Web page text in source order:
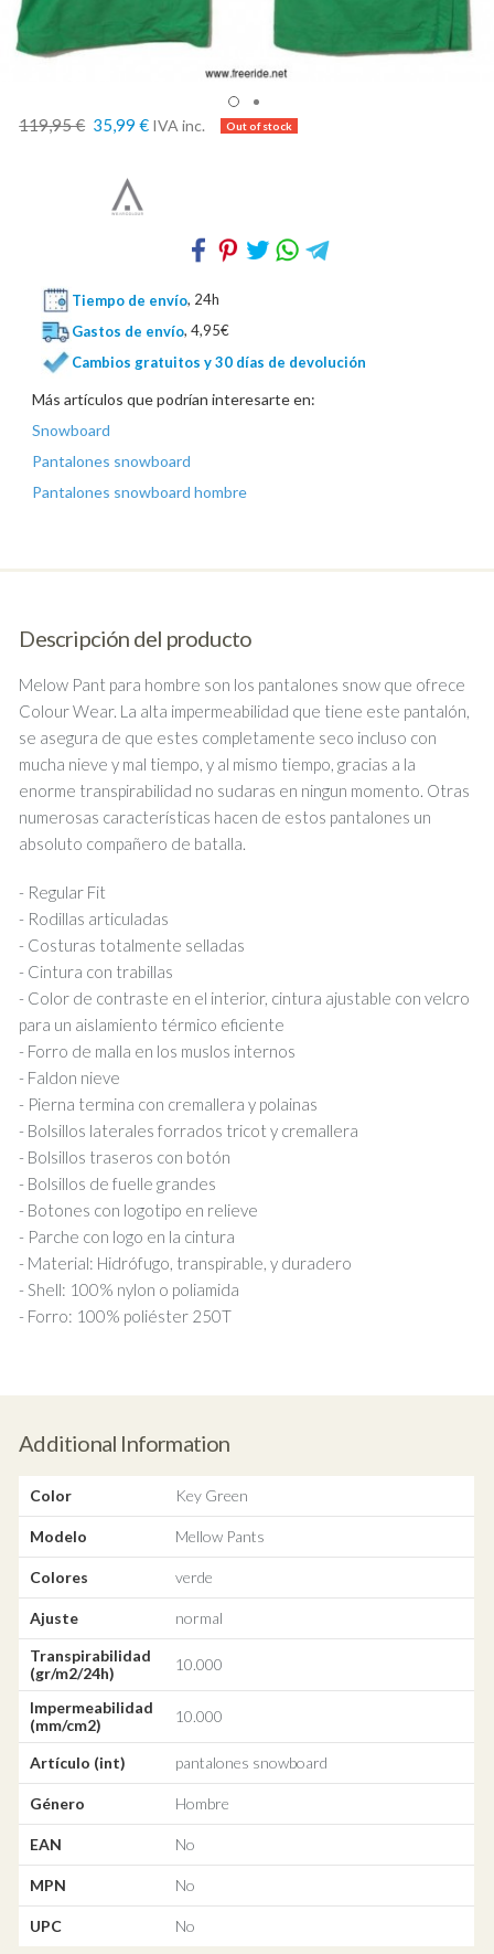
119,95 € 35,99 € IVA inc.
Tiempo de envío, 24h
Gastos de envío, 4,95€
Cambios gratuitos y 30 días de devolución
Más artículos que podrían interesarte en:
Snowboard
Pantalones snowboard
Pantalones snowboard hombre
Descripción del producto
Melow Pant para hombre son los pantalones snow que ofrece
Colour Wear. La alta impermeabilidad que tiene este pantalón,
se asegura de que estes completamente seco incluso con
mucha nieve y mal tiempo, y al mismo tiempo, gracias a la
enorme transpirabilidad no sudaras en ningun momento. Otras
numerosas características hacen de estos pantalones un
absoluto compañero de batalla.
- Regular Fit
- Rodillas articuladas
- Costuras totalmente selladas
- Cintura con trabillas
- Color de contraste en el interior, cintura ajustable con velcro
para un aislamiento térmico eficiente
- Forro de malla en los muslos internos
- Faldon nieve
- Pierna termina con cremallera y polainas
- Bolsillos laterales forrados tricot y cremallera
- Bolsillos traseros con botón
- Bolsillos de fuelle grandes
- Botones con logotipo en relieve
- Parche con logo en la cintura
- Material: Hidrófugo, transpirable, y duradero
- Shell: 100% nylon o poliamida
- Forro: 100% poliéster 250T
Additional Information
Color Key Green
Modelo Mellow Pants
Colores verde
Ajuste
normal
Transpirabilidad
(gr/m2/24h)
10.000
Impermeabilidad
(mm/cm2)
10.000
Artículo (int) pantalones snowboard
Género Hombre
EAN No
MPN No
UPC No